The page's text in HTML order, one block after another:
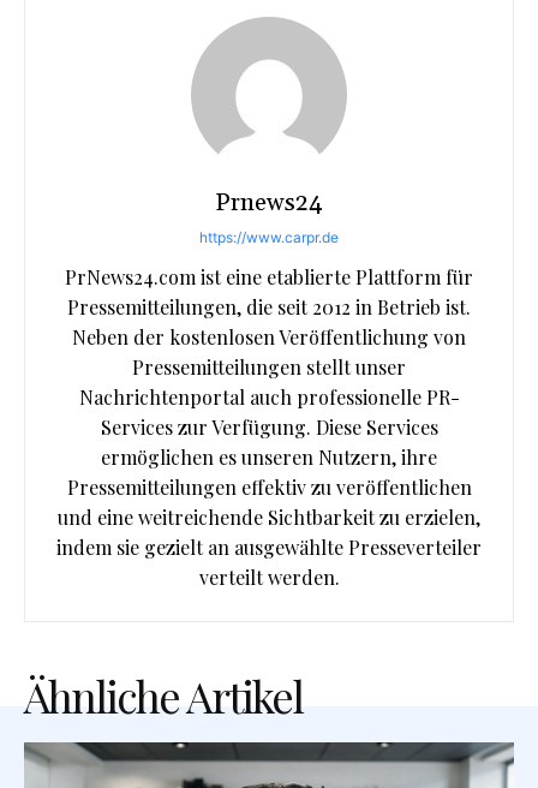
Prnews24
https://www.carpr.de
PrNews24.com ist eine etablierte Plattform für
Pressemitteilungen, die seit 2012 in Betrieb ist.
Neben der kostenlosen Veröffentlichung von
Pressemitteilungen stellt unser
Nachrichtenportal auch professionelle PR-
Services zur Verfügung. Diese Services
ermöglichen es unseren Nutzern, ihre
Pressemitteilungen effektiv zu veröffentlichen
und eine weitreichende Sichtbarkeit zu erzielen,
indem sie gezielt an ausgewählte Presseverteiler
verteilt werden.
Ähnliche Artikel